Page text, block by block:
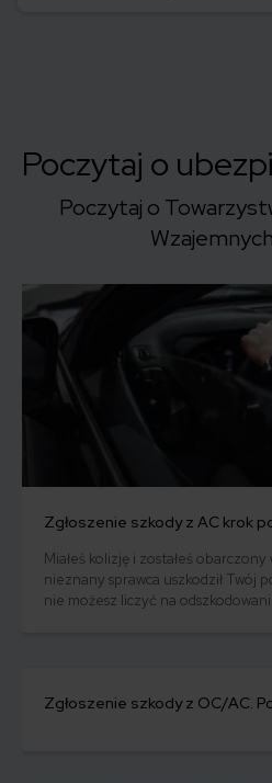
Poczytaj o
Poczytaj o
Zgłoszenie szkody z AC krok
Miałeś kolizję i zostałeś
nieznany sprawca uszkodził Twój
nie możesz liczyć na
Zgłoszenie szkody z OC/AC.